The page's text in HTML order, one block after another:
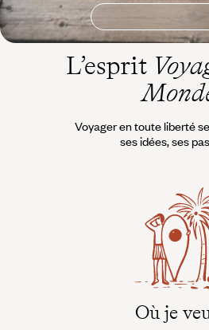
L’esprit
Voyager en toute liberté
ses idées, ses
Où je